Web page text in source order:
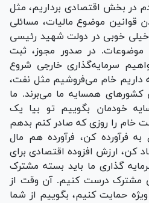
در بخش اقتصادی برداریم، مثل
موضوع مالیات، مسائلی
خیلی خوبی در دولت شهید رئیسی
موضوعات. در صدور مجوز، ثبت
سرمایه‌گذاری خارجی شروع
داریم خام می‌فروشیم مثل نفت،
کشور‌های همسایه ما می‌برند. ما
خودمان بگوییم تو بیا یک
خام را روزی که صادر کنم بدهم
فرآورده کن، فرآورده هم مال
کن، ارزش افزوده اقتصادی برای
گذاری ما باید بسته مشترک
درست کنیم. آن وقت از
حمایت کنیم، بگوییم از شما